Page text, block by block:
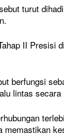
turut
II
berfungsi
lintas